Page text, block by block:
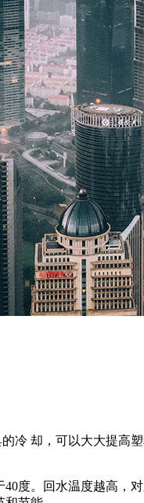
冷 却，可以大大提高
40度。回水温度越高，